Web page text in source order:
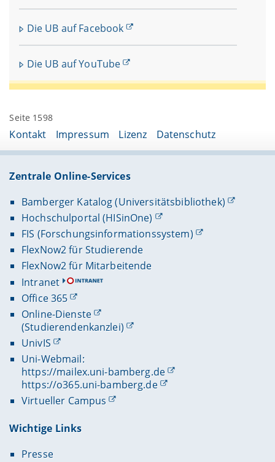
Die UB auf Facebook
Die UB auf YouTube
Seite 1598
Kontakt Impressum Lizenz Datenschutz
Zentrale Online-Services
Bamberger Katalog (Universitätsbibliothek)
Hochschulportal (HISinOne)
FIS (Forschungsinformationssystem)
FlexNow2 für Studierende
FlexNow2 für Mitarbeitende
Intranet
Office 365
Online-Dienste
(Studierendenkanzlei)
UnivIS
Uni-Webmail:
https://mailex.uni-bamberg.de
https://o365.uni-bamberg.de
Virtueller Campus
Wichtige Links
Presse